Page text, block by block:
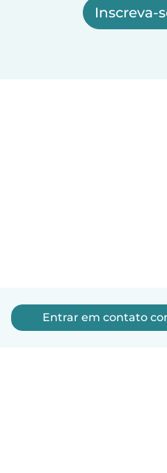
Inscreva-
Entrar em contato